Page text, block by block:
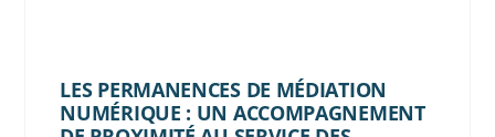
LES PERMANENCES DE MÉDIATION
NUMÉRIQUE : UN ACCOMPAGNEMENT